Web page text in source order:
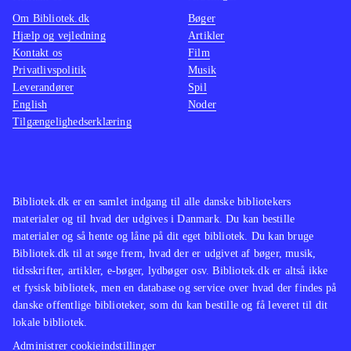
platformsbeat'm'up og Ben 10 - alien
force har også været tilbudt til
bibliotekerne
Spillet vil nok skabe mest glæde hos
fans af Ben 10 universet, da det som
platformspil er ret trivielt
Bibliotek.dk er en samlet indgang til alle danske bibliotekers
materialer og til hvad der udgives i Danmark. Du kan bestille
materialer og så hente og låne på dit eget bibliotek. Du kan bruge
Bibliotek.dk til at søge frem, hvad der er udgivet af bøger, musik,
tidsskrifter, artikler, e-bøger, lydbøger osv. Bibliotek.dk er altså ikke
et fysisk bibliotek, men en database og service over hvad der findes på
danske offentlige biblioteker, som du kan bestille og få leveret til dit
lokale bibliotek.
Administrer cookieindstillinger
Om Bibliotek.dk
Hjælp og vejledning
Kontakt os
Privatlivspolitik
Leverandører
English
Tilgængelighedserklæring
Bøger
Artikler
Film
Musik
Spil
Noder